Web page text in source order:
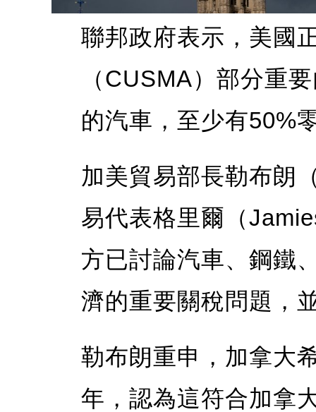
聯邦政府表示，美國
（CUSMA）部分重
的汽車，至少有50%
加美貿易部長勒布朗
易代表格里爾（
方已討論汽車、鋼鐵
濟的重要關稅問題，
勒布朗重申，加拿大
年，認為這符合加拿